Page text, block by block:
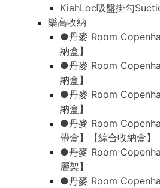
KiahLoc吸盤掛勾
樂高收納
●丹麥 Room
納盒】
●丹麥 Room
納盒】
●丹麥 Room
納盒】
●丹麥 Room
帶盒】【綜合收納盒】
●丹麥 Room
層架】
●丹麥 Room